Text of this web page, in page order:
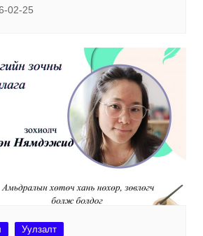
02-25
Уулзалт